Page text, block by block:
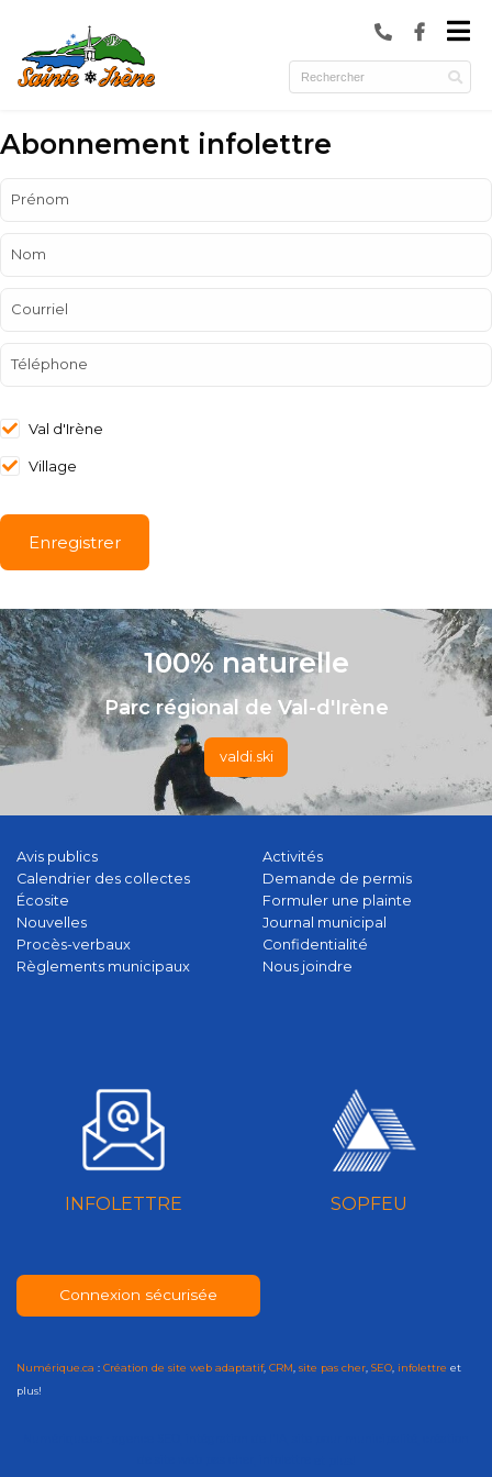
(Municipalité )
(Culture et loisirs )
Abonnement infolettre
Prénom
Nom
Courriel
Téléphone
Val d'Irène
Village
100% naturelle
Parc régional de Val-d'Irène
valdi.ski
Avis publics
Calendrier des collectes
Écosite
Nouvelles
Procès-verbaux
Règlements municipaux
Activités
Demande de permis
Formuler une plainte
Journal municipal
Confidentialité
Nous joindre
INFOLETTRE SOPFEU
Connexion sécurisée
Numérique.ca : Création de site web adaptatif, CRM, site pas cher, SEO, infolettre et
plus!